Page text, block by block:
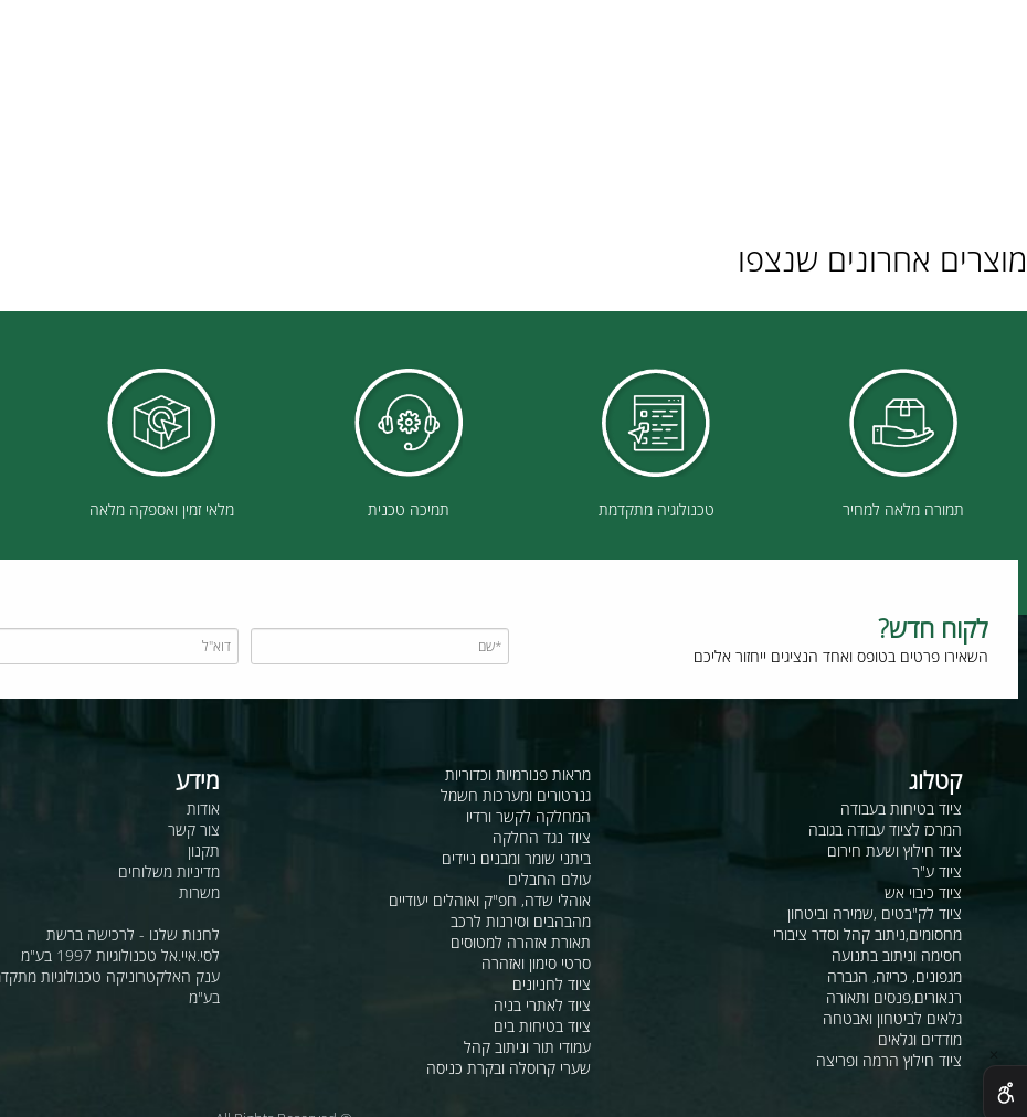
אחרונים שנצפו
תמורה מלאה למחיר טכנולוגיה מתקדמת תמיכה טכנית מלאי זמין ואספקה מלאה
חדש?
פרטים בטופס ואחד הנציגים ייחזור אליכם
ציוד בטיחות בעבודה
המרכז לציוד עבודה בגובה
ציוד חילוץ ושעת חירום
ציוד כיבוי אש
ציוד לק"בטים ,שמירה וביטחון
מחסומים,ניתוב קהל וסדר ציבורי
חסימה וניתוב בתנועה
מגפונים, כריזה, הגברה
רנאורים,פנסים ותאורה
גלאים לביטחון ואבטחה
מראות פנורמיות וכדוריות
גנרטורים ומערכות חשמל
המחלקה לקשר ורדיו
ציוד נגד החלקה
ביתני שומר ומבנים ניידים
עולם החבלים
אוהלי שדה, חפ"ק ואוהלים יעודיים
מהבהבים וסירנות לרכב
תאורת אזהרה למטוסים
סרטי סימון ואזהרה
ציוד לחניונים
ציוד לאתרי בניה
מידע
אודות
צור קשר
מדיניות משלוחים
משרות
לחנות שלנו - לרכישה ברשת